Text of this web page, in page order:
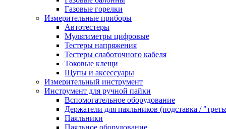
Газовые горелки
Измерительные приборы
Автотестеры
Мультиметры цифровые
Тестеры напряжения
Тестеры слаботочного кабеля
Токовые клещи
Щупы и аксессуары
Измерительный инструмент
Инструмент для ручной пайки
Вспомогательное оборудование
Держатели для паяльников (подставка /
Паяльники
Паяльное оборудование